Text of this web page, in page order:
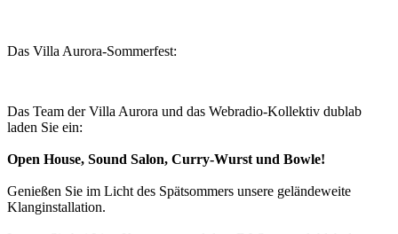
Das Villa Aurora-Sommerfest:
Das Team der Villa Aurora und das Webradio-Kollektiv dublab
laden Sie ein:
Open House, Sound Salon, Curry-Wurst und Bowle!
Genießen Sie im Licht des Spätsommers unsere geländeweite
Klanginstallation.